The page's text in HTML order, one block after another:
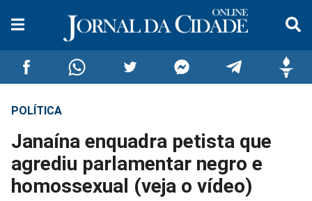
Compartilhar
no
Facebook
Compartilhar
no
Whatsapp
no
Twitter
no
Messenger
no
Telegram
POLÍTICA
Janaína enquadra petista que
agrediu parlamentar negro e
homossexual (veja o vídeo)